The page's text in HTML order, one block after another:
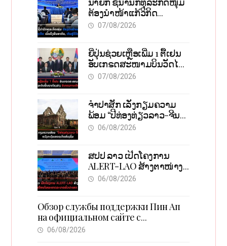
ຕ້ອງນຳໜ້າແກ້ວິກິດ
ເສດຖະກິດ ເນັ້ນດຶງທຶນ
07/08/2026
ຍີ່ປຸ່ນຊ່ວຍເຫຼືອເພີ່ມ 1 ຕື້ເຢນ
ອັບເກຣດສະໜາມບິນວັດໄຕ
ຮັບຮອງການເຕີບໂຕ
07/08/2026
ຈຳປາສັກ ເລັ່ງກຽມຄວາມ
ພ້ອມ “ປີທ່ອງທ່ຽວລາວ-ຈີນ
2027” ຫວັງກະຕຸ້ນເສດຖະກິດ
06/08/2026
ສປປ ລາວ ເປີດໂຄງການ
ALERT-LAO ສ້າງຕາໜ່າງ
ເຕືອນໄພພະຍາດລະບາດທົ່ວ
06/08/2026
Обзор службы поддержки Пин Ап
на официальном сайте с
актуальной информацией
06/08/2026